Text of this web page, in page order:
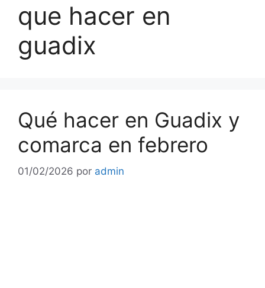
que hacer en
guadix
Qué hacer en Guadix y
comarca en febrero
01/02/2026 por admin